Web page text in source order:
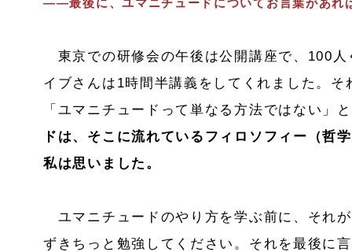
――最後に、ユマニチュードについてお言葉があれ
東京での研修会の午後は公開講座で、100人
イブさんは1時間半講義をしてくれました。
「ユマニチュードって単なる方法ではない」
ドは、そこに流れているフィロソフィー（哲
私は思いました。
ユマニチュードのやり方を学ぶ前に、それ
ずきちっと勉強してください。それを最後に